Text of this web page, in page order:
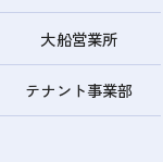
大船営業所
テナント事業部